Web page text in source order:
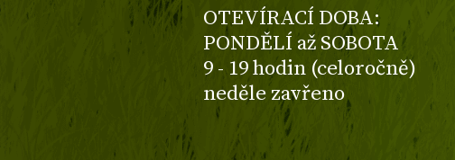
OTEVÍRACÍ DOBA:
PONDĚLÍ až SOBOTA
9 - 19 hodin (celoročně)
neděle zavřeno